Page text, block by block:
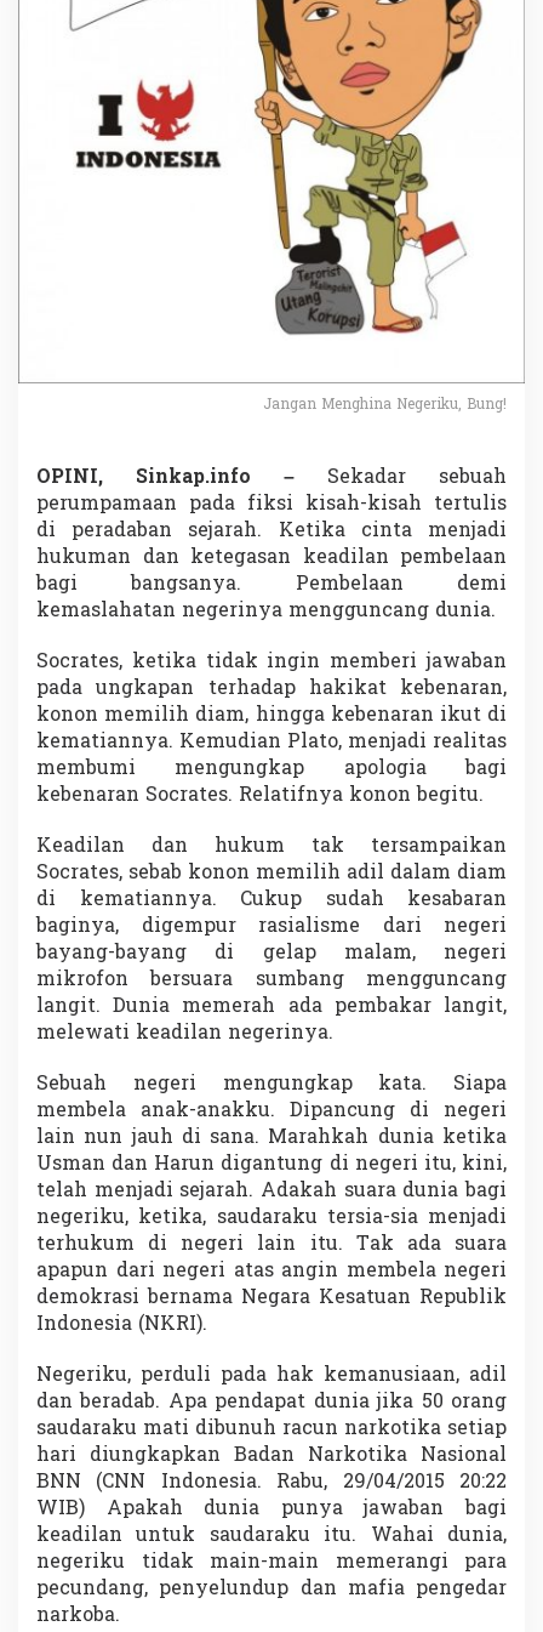
i
k
u
,
B
u
n
g
Jangan Menghina Negeriku, Bung!
OPINI, Sinkap.info – Sekadar sebuah
perumpamaan pada fiksi kisah-kisah tertulis
di peradaban sejarah. Ketika cinta menjadi
hukuman dan ketegasan keadilan pembelaan
bagi bangsanya. Pembelaan demi
kemaslahatan negerinya mengguncang dunia.
Socrates, ketika tidak ingin memberi jawaban
pada ungkapan terhadap hakikat kebenaran,
konon memilih diam, hingga kebenaran ikut di
kematiannya. Kemudian Plato, menjadi realitas
membumi mengungkap apologia bagi
kebenaran Socrates. Relatifnya konon begitu.
Keadilan dan hukum tak tersampaikan
Socrates, sebab konon memilih adil dalam diam
di kematiannya. Cukup sudah kesabaran
baginya, digempur rasialisme dari negeri
bayang-bayang di gelap malam, negeri
mikrofon bersuara sumbang mengguncang
langit. Dunia memerah ada pembakar langit,
melewati keadilan negerinya.
Sebuah negeri mengungkap kata. Siapa
membela anak-anakku. Dipancung di negeri
lain nun jauh di sana. Marahkah dunia ketika
Usman dan Harun digantung di negeri itu, kini,
telah menjadi sejarah. Adakah suara dunia bagi
negeriku, ketika, saudaraku tersia-sia menjadi
terhukum di negeri lain itu. Tak ada suara
apapun dari negeri atas angin membela negeri
demokrasi bernama Negara Kesatuan Republik
Indonesia (NKRI).
Negeriku, perduli pada hak kemanusiaan, adil
dan beradab. Apa pendapat dunia jika 50 orang
saudaraku mati dibunuh racun narkotika setiap
hari diungkapkan Badan Narkotika Nasional
BNN (CNN Indonesia. Rabu, 29/04/2015 20:22
WIB) Apakah dunia punya jawaban bagi
keadilan untuk saudaraku itu. Wahai dunia,
negeriku tidak main-main memerangi para
pecundang, penyelundup dan mafia pengedar
narkoba.